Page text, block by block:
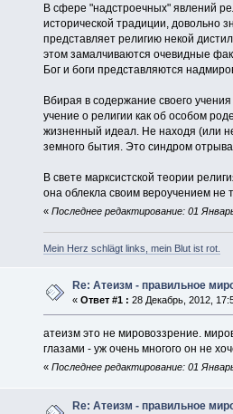
В сфере "надстроечных" явлений
исторической традиции, довольно
представляет религию некой
этом замалчиваются очевидные
Бог и боги представляются
Вбирая в содержание своего
учение о религии как об особом
жизненный идеал. Не находя (или
земного бытия. Это синдром
В свете марксистской теории
она облекла своим вероучением
«Последнее редактирование: 01
Mein Herz schlägt links, mein Blut ist rot.
Re: Атеизм - правильное
«Ответ #1 : 28 Декабрь, 2012,
атеизм это не мировоззрение.
глазами - уж очень многого он не
«Последнее редактирование: 01
Re: Атеизм - правильное